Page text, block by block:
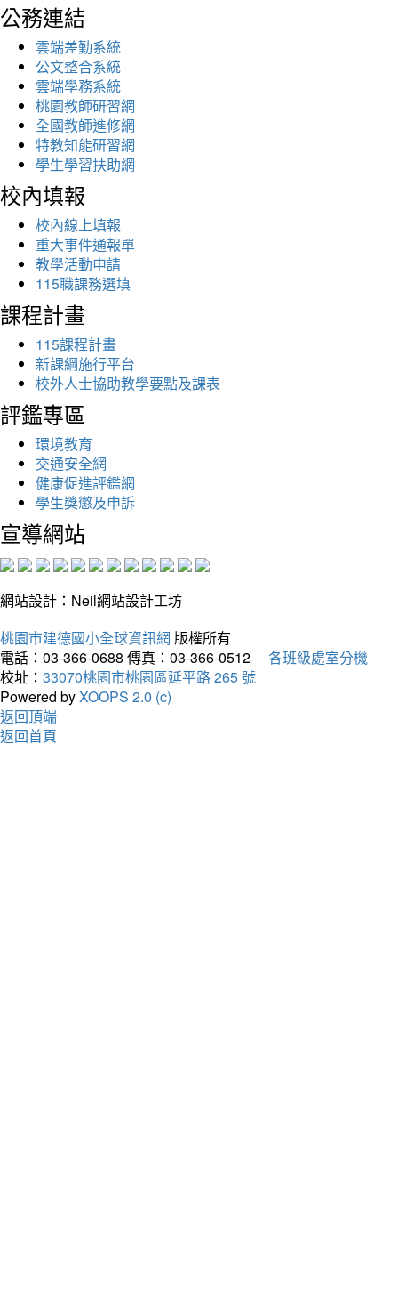
公務連結
雲端差勤系統
公文整合系統
雲端學務系統
桃園教師研習網
全國教師進修網
特教知能研習網
學生學習扶助網
校內填報
校內線上填報
重大事件通報單
教學活動申請
115職課務選填
課程計畫
115課程計畫
新課綱施行平台
校外人士協助教學要點及課表
評鑑專區
環境教育
交通安全網
健康促進評鑑網
學生獎懲及申訴
宣導網站
網站設計：Neil網站設計工坊
桃園市建德國小全球資訊網 版權所有
電話：03-366-0688 傳真：03-366-0512
各班級處室分機
校址： 33070桃園市桃園區延平路 265 號
Powered byXOOPS 2.0 (c)
返回頂端
返回首頁